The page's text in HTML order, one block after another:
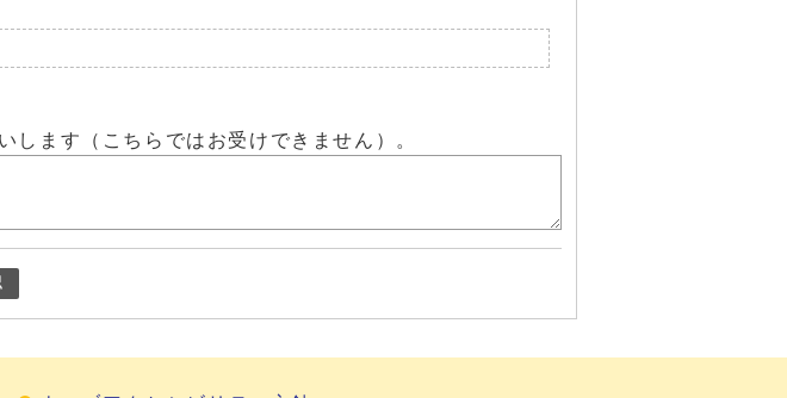
します（こちらではお受けできません）。